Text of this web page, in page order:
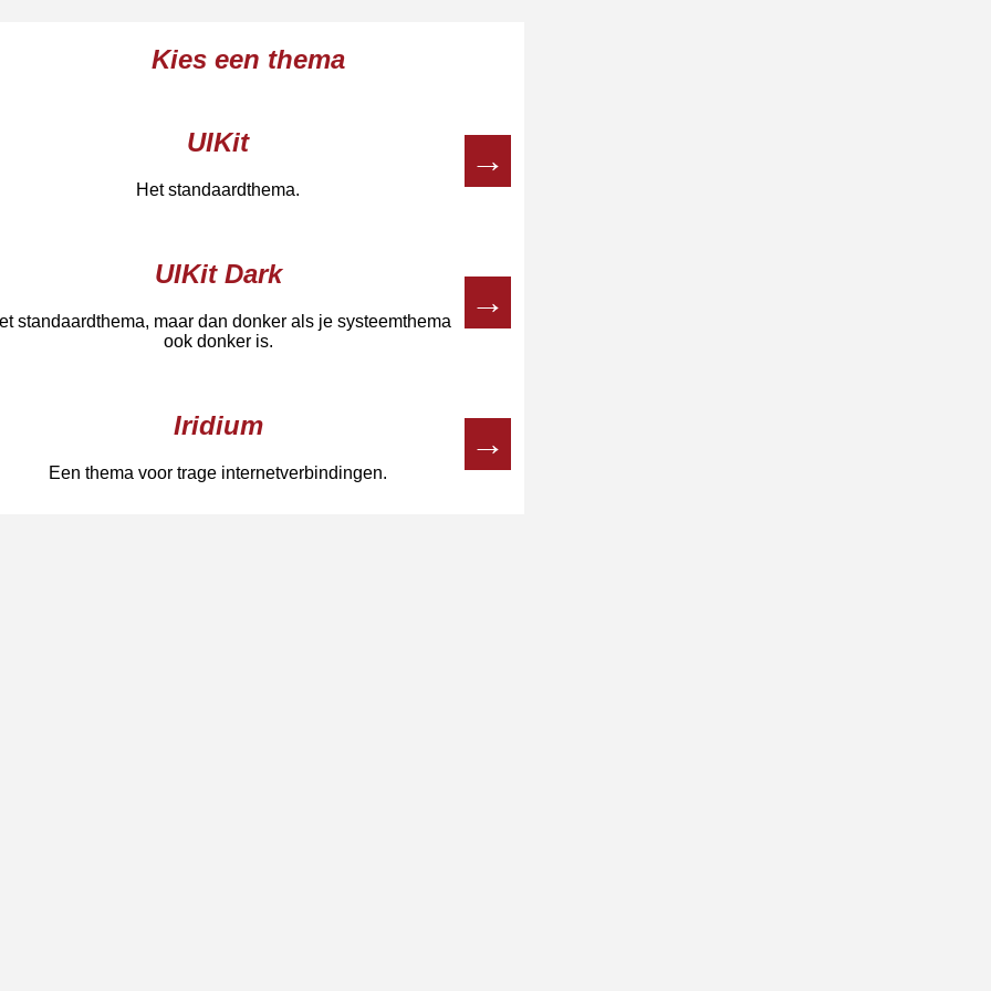
Kies een thema
UIKit
Het standaardthema.
→
UIKit Dark
standaardthema, maar dan donker als je systeemthema
ook donker is.
→
Iridium
Een thema voor trage internetverbindingen.
→